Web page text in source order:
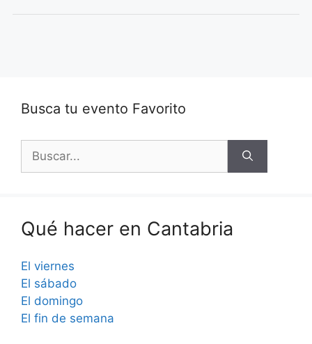
Busca tu evento Favorito
Qué hacer en Cantabria
El viernes
El sábado
El domingo
El fin de semana